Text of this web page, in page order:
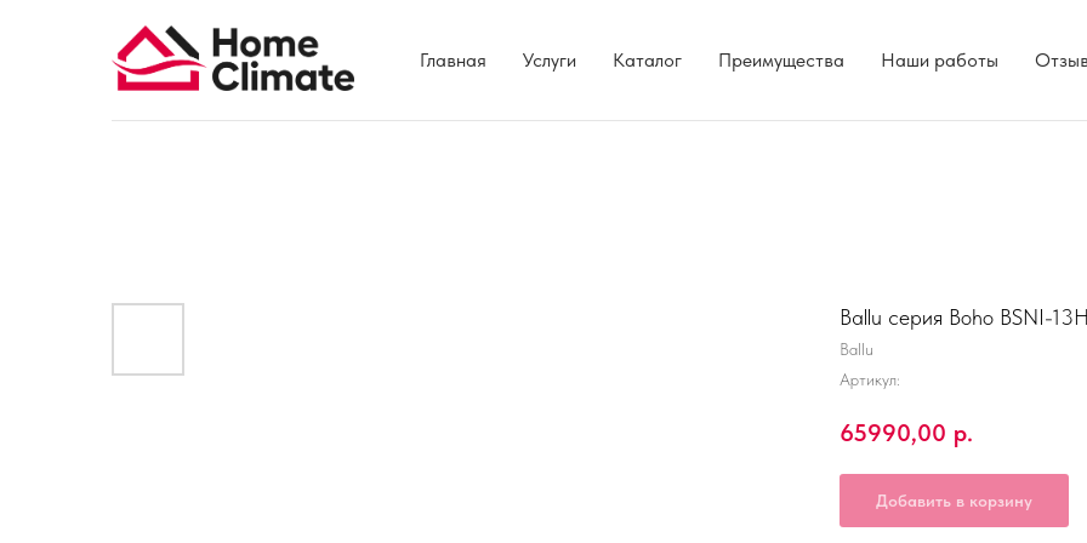
Главная Услуги Каталог Преимущества Наши работы
Ballu серия Boho BSNI-
Ballu
Артикул:
65990,00 р.
Добавить в корзину